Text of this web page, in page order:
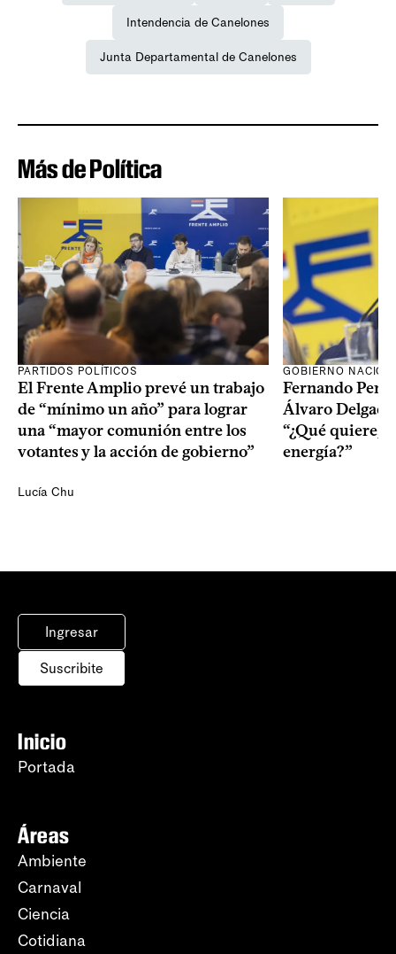
Intendencia de Canelones
Junta Departamental de Canelones
Más de Política
PARTIDOS POLÍTICOS
El Frente Amplio prevé un trabajo
de “mínimo un año” para lograr
una “mayor comunión entre los
votantes y la acción de gobierno”
Lucía Chu
GOBIERNO
Fernando
Álvaro
“¿Qué quiere,
energía?”
Ingresar
Suscribite
Inicio
Portada
Áreas
Ambiente
Carnaval
Ciencia
Cotidiana